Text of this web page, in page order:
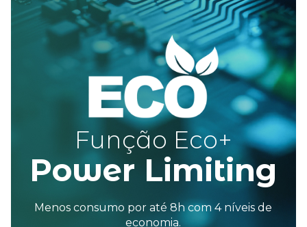
Função Eco+
Power Limiting
Menos consumo por até 8h com 4 níveis de
economia.